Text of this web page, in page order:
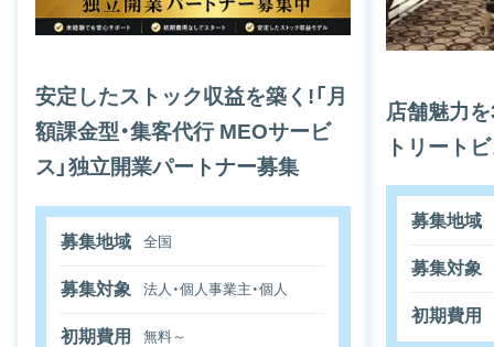
安定したストック収益を築く!「月
額課金型・集客代行 MEOサービ
ス」独立開業パートナー募集
募集地域 全国
募集対象 法人・個人事業主・個人
初期費用 無料～
店舗魅力を
トリート
募集地域
募集対象
初期費用